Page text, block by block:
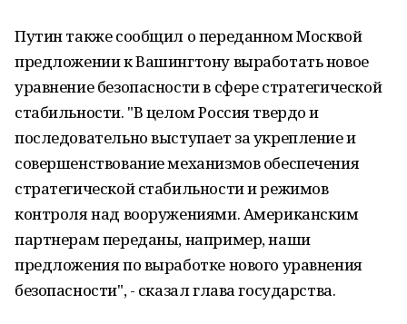
Путин также сообщил о переданном Москвой
предложении к Вашингтону выработать новое
уравнение безопасности в сфере стратегической
стабильности. "В целом Россия твердо и
последовательно выступает за укрепление и
совершенствование механизмов обеспечения
стратегической стабильности и режимов
контроля над вооружениями. Американским
партнерам переданы, например, наши
предложения по выработке нового уравнения
безопасности", - сказал глава государства.